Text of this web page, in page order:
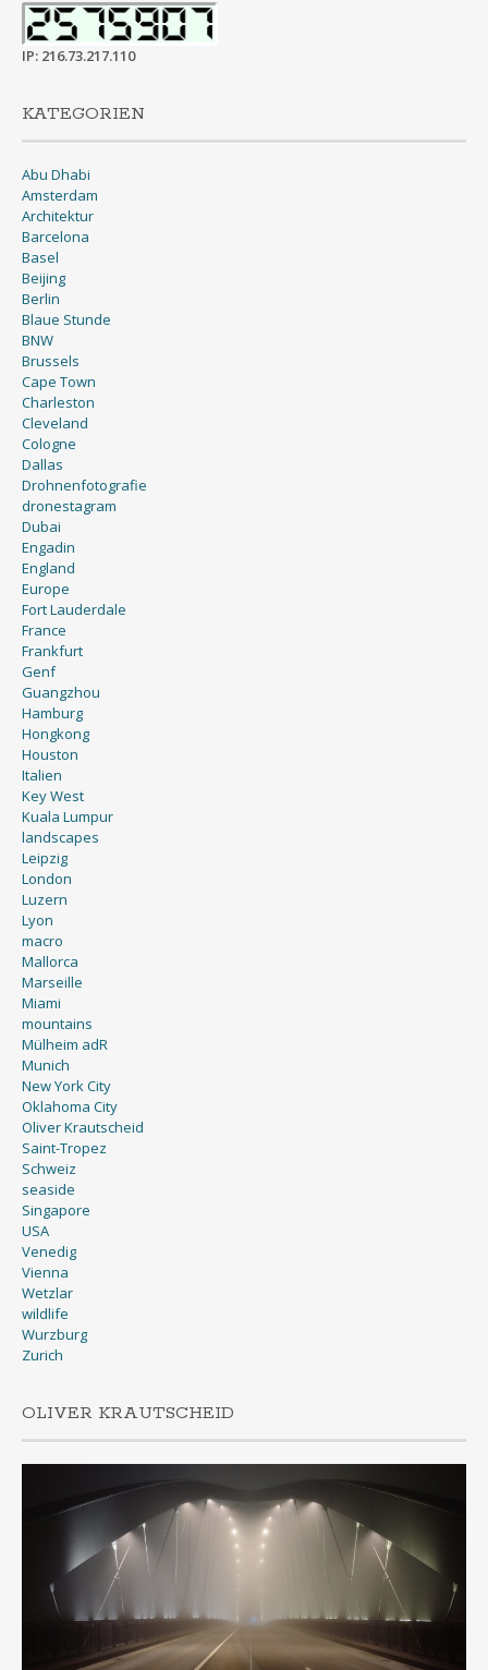
IP: 216.73.217.110
KATEGORIEN
Abu Dhabi
Amsterdam
Architektur
Barcelona
Basel
Beijing
Berlin
Blaue Stunde
BNW
Brussels
Cape Town
Charleston
Cleveland
Cologne
Dallas
Drohnenfotografie
dronestagram
Dubai
Engadin
England
Europe
Fort Lauderdale
France
Frankfurt
Genf
Guangzhou
Hamburg
Hongkong
Houston
Italien
Key West
Kuala Lumpur
landscapes
Leipzig
London
Luzern
Lyon
macro
Mallorca
Marseille
Miami
mountains
Mülheim adR
Munich
New York City
Oklahoma City
Oliver Krautscheid
Saint-Tropez
Schweiz
seaside
Singapore
USA
Venedig
Vienna
Wetzlar
wildlife
Wurzburg
Zurich
OLIVER KRAUTSCHEID